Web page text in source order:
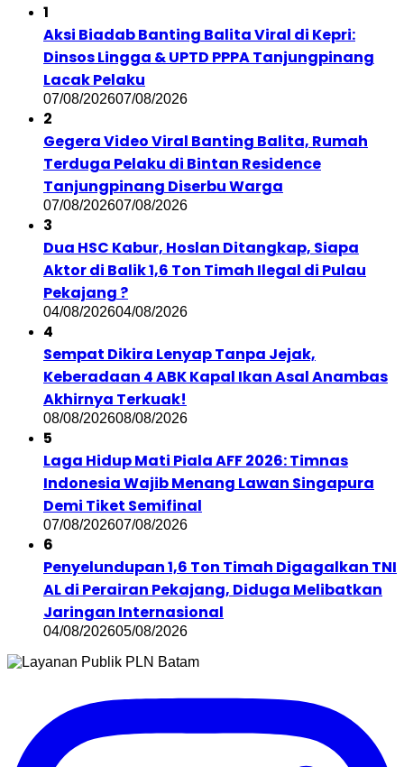
1
Aksi Biadab Banting Balita Viral di Kepri:
Dinsos Lingga & UPTD PPPA Tanjungpinang
Lacak Pelaku
07/08/202607/08/2026
2
Gegera Video Viral Banting Balita, Rumah
Terduga Pelaku di Bintan Residence
Tanjungpinang Diserbu Warga
07/08/202607/08/2026
3
Dua HSC Kabur, Hoslan Ditangkap, Siapa
Aktor di Balik 1,6 Ton Timah Ilegal di Pulau
Pekajang ?
04/08/202604/08/2026
4
Sempat Dikira Lenyap Tanpa Jejak,
Keberadaan 4 ABK Kapal Ikan Asal Anambas
Akhirnya Terkuak!
08/08/202608/08/2026
5
Laga Hidup Mati Piala AFF 2026: Timnas
Indonesia Wajib Menang Lawan Singapura
Demi Tiket Semifinal
07/08/202607/08/2026
6
Penyelundupan 1,6 Ton Timah Digagalkan TNI
AL di Perairan Pekajang, Diduga Melibatkan
Jaringan Internasional
04/08/202605/08/2026